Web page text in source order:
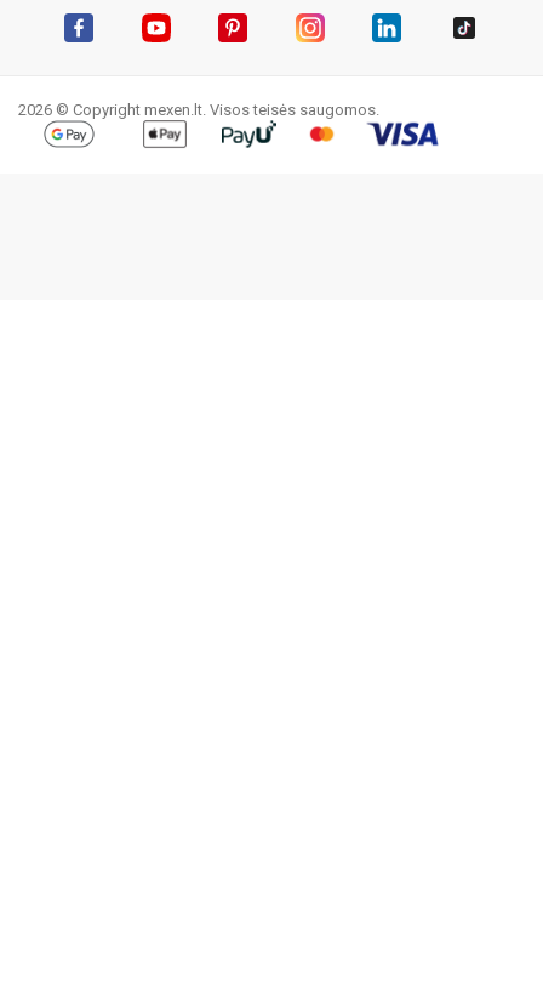
2026 © Copyright mexen.lt. Visos teisės saugomos.